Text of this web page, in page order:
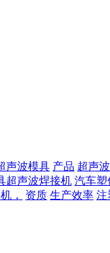
声波模具 产品 超声
超声波焊接机 汽车塑
，
资质 生产效率 注